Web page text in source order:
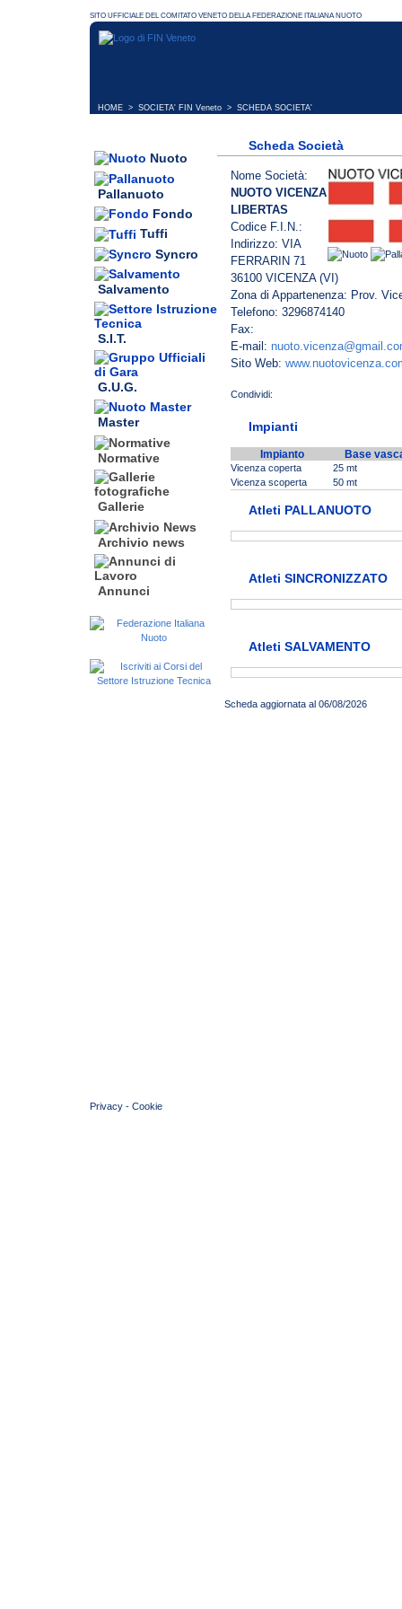
HOME > SOCIETA' FIN Veneto > SCHEDA SOCIETA'
Nuoto
Pallanuoto
Fondo
Tuffi
Syncro
Salvamento
S.I.T.
G.U.G.
Master
Normative
Gallerie
Archivio news
Annunci
Scheda Società
Nome Società:
NUOTO VICENZA
LIBERTAS
Codice F.I.N.:
Indirizzo: VIA
FERRARIN 71
36100 VICENZA (VI)
Zona di Appartenenza: Prov.
Telefono: 3296874140
Fax:
E-mail:
Sito Web:
Impianti
Impianto Base
Vicenza coperta
25 mt
Vicenza scoperta
50 mt
Atleti PALLANUOTO
Atleti SINCRONIZZATO
Atleti SALVAMENTO
Scheda aggiornata al 06/08/2026
Privacy - Cookie